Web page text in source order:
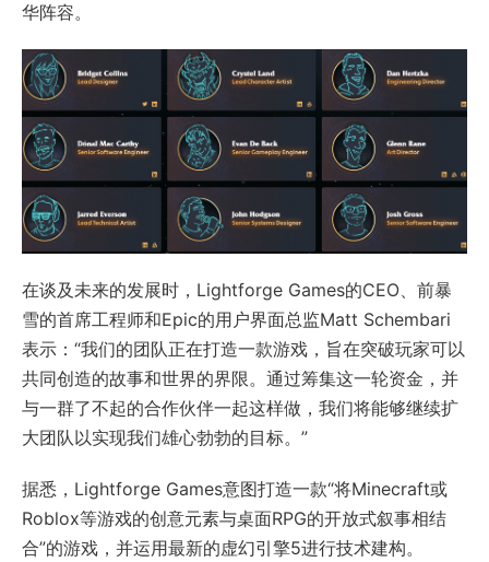
华阵容。
在谈及未来的发展时，Lightforge Games的CEO、前暴
雪的首席工程师和Epic的用户界面总监Matt Schembari
表示：“我们的团队正在打造一款游戏，旨在突破玩家可以
共同创造的故事和世界的界限。通过筹集这一轮资金，并
与一群了不起的合作伙伴一起这样做，我们将能够继续扩
大团队以实现我们雄心勃勃的目标。”
据悉，Lightforge Games意图打造一款“将Minecraft或
Roblox等游戏的创意元素与桌面RPG的开放式叙事相结
合”的游戏，并运用最新的虚幻引擎5进行技术建构。